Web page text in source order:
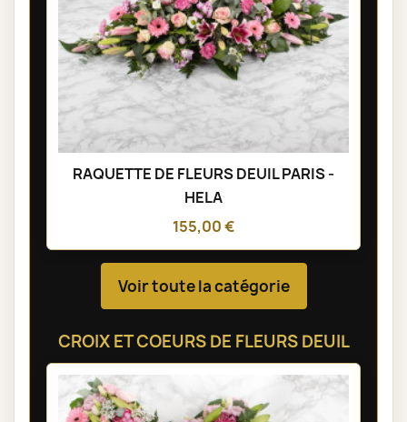
RAQUETTE DE FLEURS DEUIL PARIS -
HELA
155,00 €
Voir toute la catégorie
CROIX ET COEURS DE FLEURS DEUIL